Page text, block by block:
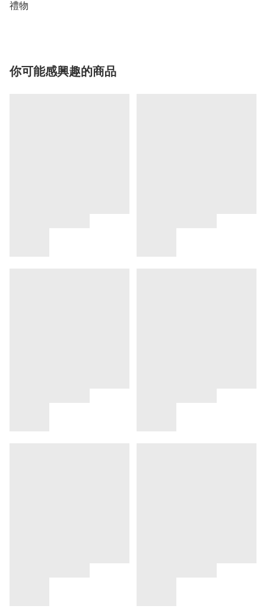
禮物
你可能感興趣的商品